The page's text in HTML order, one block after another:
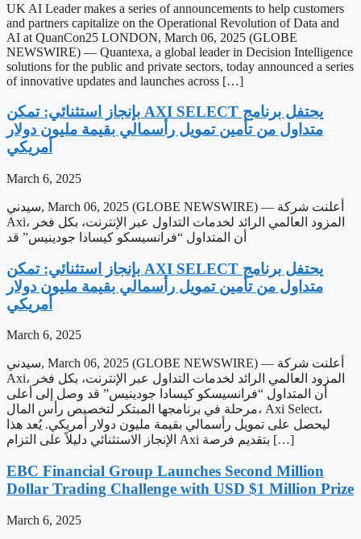
UK AI Leader makes a series of announcements to help customers
and partners capitalize on the Operational Revolution of Data and
AI at QuanCon25 LONDON, March 06, 2025 (GLOBE
NEWSWIRE) — Quantexa, a global leader in Decision Intelligence
solutions for the public and private sectors, today announced a series
of innovative updates and launches across […]
‫يحتفل برنامج AXI SELECT بإنجاز استثنائي: تمكن
متداول من تأمين تمويل رأسمالي بقيمة مليون دولار
أمريكي
March 6, 2025
سيدني, March 06, 2025 (GLOBE NEWSWIRE) — أعلنت شركة
Axi، المزود العالمي الرائد لخدمات التداول عبر الإنترنت، بكل فخر
أن المتداول “فرانسيسكو كيسادا جودينيس” قد
‫يحتفل برنامج AXI SELECT بإنجاز استثنائي: تمكن
متداول من تأمين تمويل رأسمالي بقيمة مليون دولار
أمريكي
March 6, 2025
سيدني, March 06, 2025 (GLOBE NEWSWIRE) — أعلنت شركة
Axi، المزود العالمي الرائد لخدمات التداول عبر الإنترنت، بكل فخر
أن المتداول “فرانسيسكو كيسادا جودينيس” قد وصل إلى أعلى
مرحلة في برنامجها المبتكر لتخصيص رأس المال، Axi Select،
ليحصل على تمويل رأسمالي بقيمة مليون دولار أمريكي. يُعد هذا
الإنجاز الاستثنائي دليلاً على التزام Axi بتقديم فرصة […]
EBC Financial Group Launches Second Million
Dollar Trading Challenge with USD $1 Million Prize
March 6, 2025